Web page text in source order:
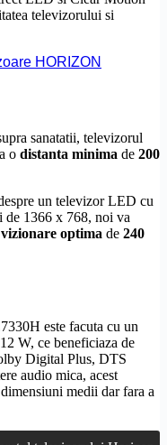
televizorului si
HORIZON
sanatatii, televizorul
o distanta minima de 200
un televizor LED cu
de 1366 x 768, noi va
optima de 240
este facuta cu un
W, ce beneficiaza de
Digital Plus, DTS
audio mica, acest
medii dar fara a